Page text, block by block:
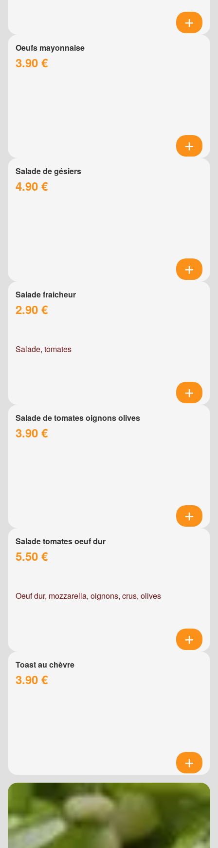
Oeufs mayonnaise
3.90 €
Salade de gésiers
4.90 €
Salade fraicheur
2.90 €
Salade, tomates
Salade de tomates oignons olives
3.90 €
Salade tomates oeuf dur
5.50 €
Oeuf dur, mozzarella, oignons, crus, olives
Toast au chèvre
3.90 €